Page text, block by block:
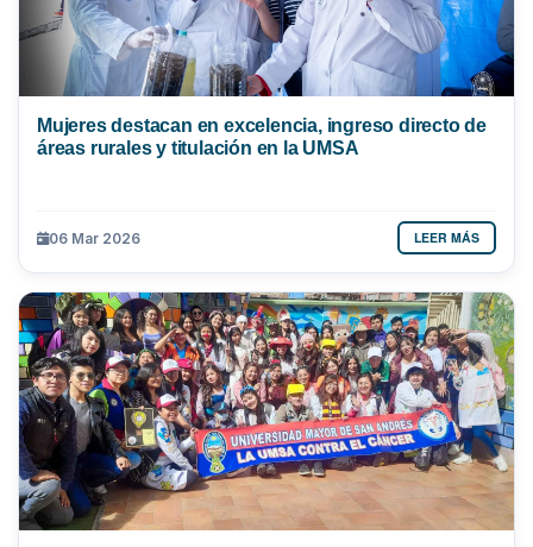
Mujeres destacan en excelencia, ingreso directo de
áreas rurales y titulación en la UMSA
06 Mar 2026 LEER MÁS